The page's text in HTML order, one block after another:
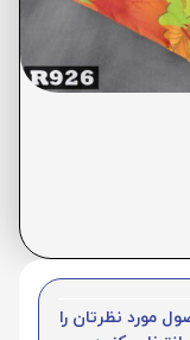
مورد نظرتان را